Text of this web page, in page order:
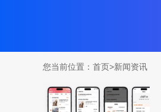
您当前位置： 首页>新闻资讯